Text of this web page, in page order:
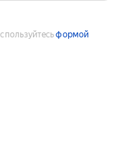
формой